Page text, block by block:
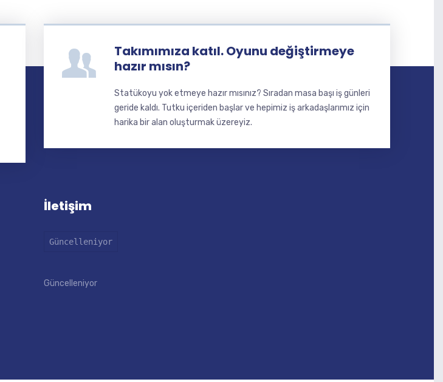
Takımımıza katıl. Oyunu değiştirmeye
hazır mısın?
Statükoyu yok etmeye hazır mısınız? Sıradan masa başı iş günleri
geride kaldı. Tutku içeriden başlar ve hepimiz iş arkadaşlarımız için
harika bir alan oluşturmak üzereyiz.
İletişim
Güncelleniyor
Güncelleniyor